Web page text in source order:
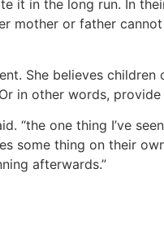
it in the long run. In
mother or father
She believes
in other words,
“the one thing I’ve
some thing on their
afterwards.”